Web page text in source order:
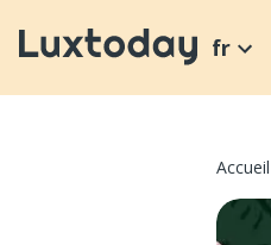
fr
Accueil